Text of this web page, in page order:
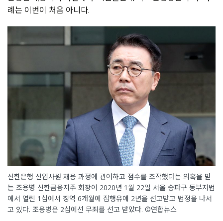
례는 이번이 처음 아니다.
신한은행 신입사원 채용 과정에 관여하고 점수를 조작했다는 의혹을 받
는 조용병 신한금융지주 회장이 2020년 1월 22일 서울 송파구 동부지법
에서 열린 1심에서 징역 6개월에 집행유예 2년을 선고받고 법정을 나서
고 있다. 조용병은 2심에선 무죄를 선고 받았다. ©연합뉴스